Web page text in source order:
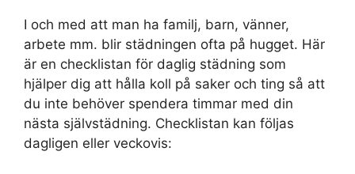
I och med att man ha familj, barn, vänner,
arbete mm. blir städningen ofta på hugget. Här
är en checklistan för daglig städning som
hjälper dig att hålla koll på saker och ting så att
du inte behöver spendera timmar med din
nästa självstädning. Checklistan kan följas
dagligen eller veckovis: